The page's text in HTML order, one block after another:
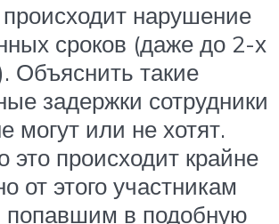
нарушение
сроков (даже до 2-х
Объяснить такие
задержки сотрудники
могут или не хотят.
это происходит крайне
от этого участникам
попавшим в подобную